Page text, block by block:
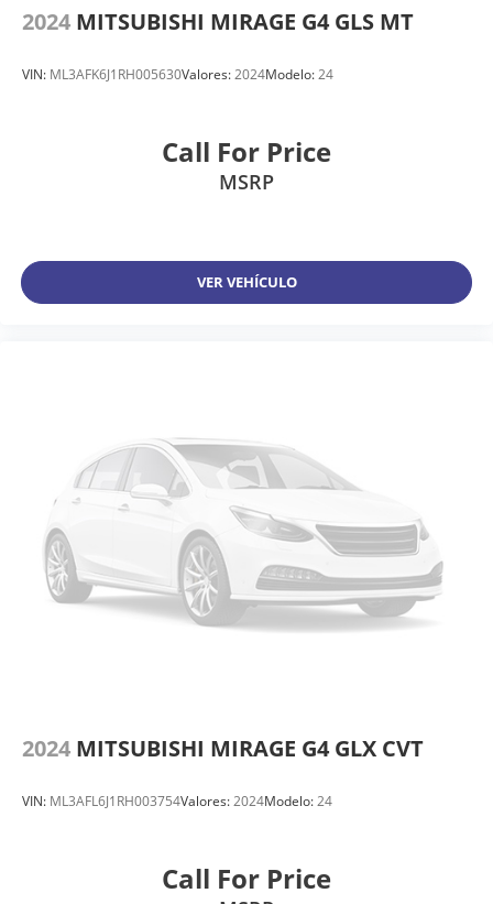
2024 MITSUBISHI MIRAGE G4 GLS MT
VIN: ML3AFK6J1RH005630Valores:2024Modelo:24
Call For Price
MSRP
VER VEHÍCULO
2024 MITSUBISHI MIRAGE G4 GLX CVT
VIN: ML3AFL6J1RH003754Valores:2024Modelo:24
Call For Price